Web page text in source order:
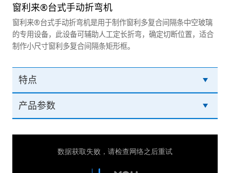
窗利来®台式手动折弯机
窗利来®台式手动折弯机是用于制作窗利多复合间隔条中空玻璃
的专用设备，此设备可辅助人工定长折弯，确定切断位置，适合
制作小尺寸窗利多复合间隔条矩形框。
特点
产品参数